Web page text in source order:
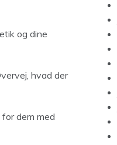
og dine
hvad der
dem med